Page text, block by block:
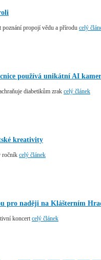
poznání propojí vědu a přírodu celý
používá unikátní AI
diabetikům zrak celý článek
kreativity
ročník celý článek
pro naději na Klášterním
koncert celý článek